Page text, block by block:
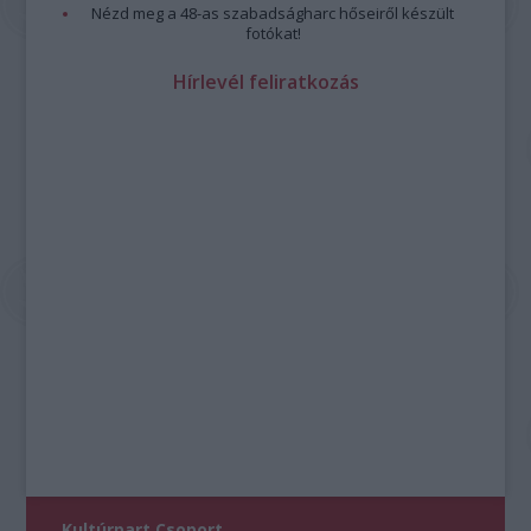
Nézd meg a 48-as szabadságharc hőseiről készült
fotókat!
Hírlevél feliratkozás